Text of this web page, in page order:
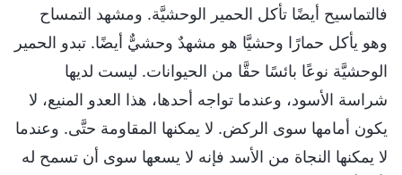
فالتماسيح أيضًا تأكل الحمير الوحشيَّة. ومشهد التمساح
وهو يأكل حمارًا وحشيَّا هو مشهدٌ وحشيٌّ أيضًا. تبدو الحمير
الوحشيَّة نوعًا بائسًا حقَّا من الحيوانات. ليست لديها
شراسة الأسود، وعندما تواجه أحدها، هذا العدو المنيع، لا
يكون أمامها سوى الركض. لا يمكنها المقاومة حتَّى. وعندما
لا يمكنها النجاة من الأسد فإنه لا يسعها سوى أن تسمح له